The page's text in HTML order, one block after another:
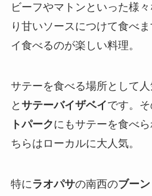
ビーフやマトンといった様
り甘いソースにつけて食べ
イ食べるのが楽しい料理。
サテーを食べる場所として人
と サテーバイザベイです。
トパークにもサテーを食べ
ちらはローカルに大人気。
特に ラオパサの南西のブー